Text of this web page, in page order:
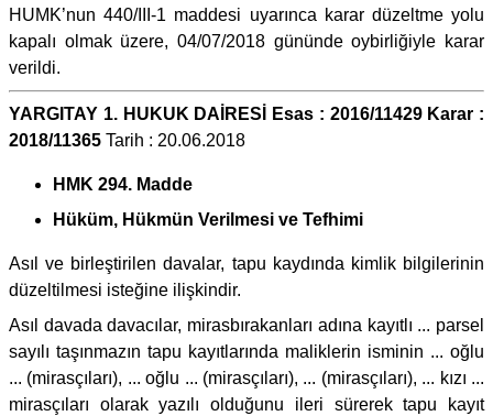
HUMK’nun 440/III-1 maddesi uyarınca karar düzeltme yolu
kapalı olmak üzere, 04/07/2018 gününde oybirliğiyle karar
verildi.
YARGITAY 1. HUKUK DAİRESİ Esas : 2016/11429 Karar :
2018/11365 Tarih : 20.06.2018
HMK 294. Madde
Hüküm, Hükmün Verilmesi ve Tefhimi
Asıl ve birleştirilen davalar, tapu kaydında kimlik bilgilerinin
düzeltilmesi isteğine ilişkindir.
Asıl davada davacılar, mirasbırakanları adına kayıtlı ... parsel
sayılı taşınmazın tapu kayıtlarında maliklerin isminin ... oğlu
... (mirasçıları), ... oğlu ... (mirasçıları), ... (mirasçıları), ... kızı ...
mirasçıları olarak yazılı olduğunu ileri sürerek tapu kayıt